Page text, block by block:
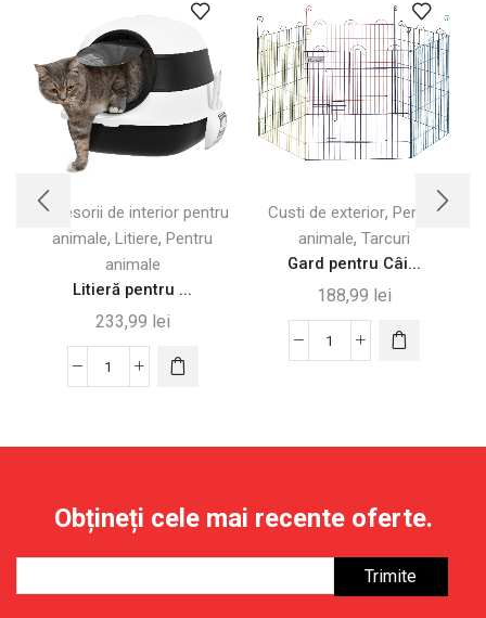
Accesorii de interior pentru
animale, Litiere, Pentru
animale
Litieră pentru ...
233,99 lei
Cantitate
Capac
și
Deodorant
Custi de exterior, Pentru
animale, Tarcuri
Gard pentru Câi...
188,99 lei
Cantitate
Panouri
și
Zăvor
Inclus
Obțineți cele mai recente oferte.